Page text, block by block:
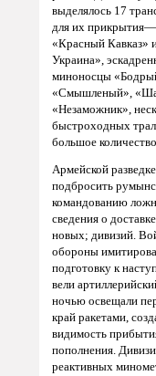
выделялось 17
для их
«Красный Кавказ»
Украина»,
миноносцы
«Смышленый»,
«Незаможник»,
быстроходных
большое
Армейской
подбросить
командованию
сведения о
новых; дивизий.
обороны
подготовку к
вели
ночью освещали
край ракетами,
видимость
пополнения.
реактивных